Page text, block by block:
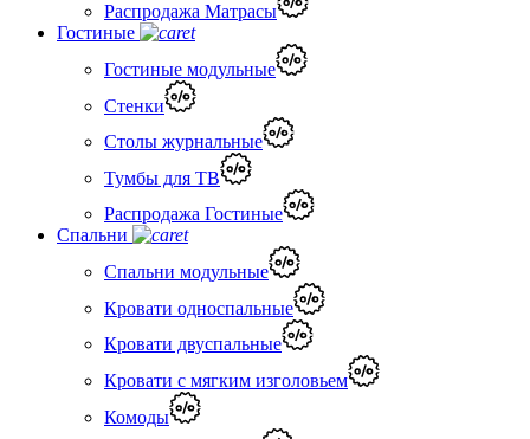
Распродажа Матрасы
Гостиные
Гостиные модульные
Стенки
Столы журнальные
Тумбы для ТВ
Распродажа Гостиные
Спальни
Спальни модульные
Кровати односпальные
Кровати двуспальные
Кровати с мягким изголовьем
Комоды